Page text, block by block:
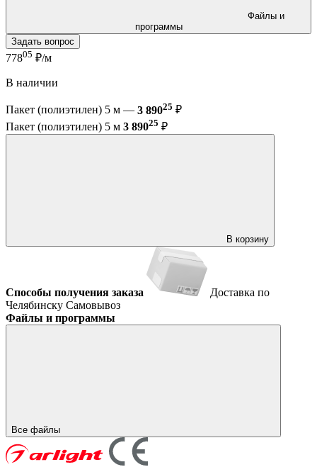
программы
Задать вопрос
77805 ₽/м
В наличии
Пакет (полиэтилен) 5 м — 3 89025 ₽
Пакет (полиэтилен) 5 м 3 89025 ₽
В корзину
Способы получения заказа
Доставка по
Челябинску Самовывоз
Файлы и программы
Все файлы